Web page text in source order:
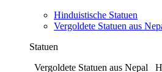
Hinduistische Statuen
Vergoldete Statuen aus
Statuen
Vergoldete Statuen aus Nepal